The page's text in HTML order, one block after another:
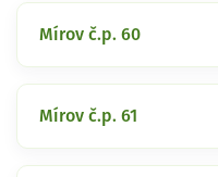
Mírov č.p. 60
Mírov č.p. 61